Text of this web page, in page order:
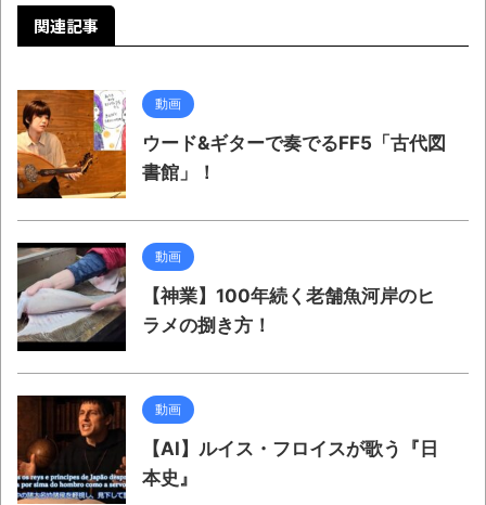
関連記事
動画
ウード&ギターで奏でるFF5「古代図
書館」！
動画
【神業】100年続く老舗魚河岸のヒ
ラメの捌き方！
動画
【AI】ルイス・フロイスが歌う『日
本史』